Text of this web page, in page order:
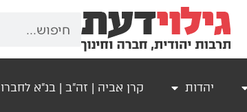
יהדות קרן אביה | זה"ב | בנ"א לחברו